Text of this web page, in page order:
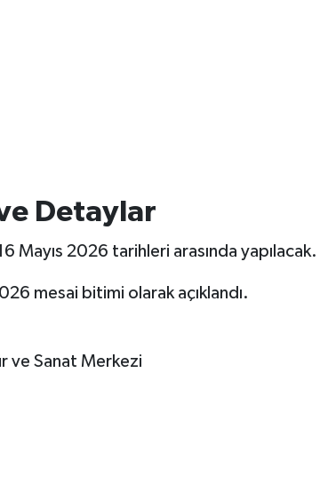
Detaylar
Mayıs 2026 tarihleri arasında yapılacak.
mesai bitimi olarak açıklandı.
ve Sanat Merkezi